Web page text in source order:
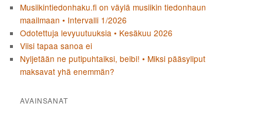
Musiikintiedonhaku.fi on väylä musiikin tiedonhaun
maailmaan • Intervalli 1/2026
Odotettuja levyuutuuksia • Kesäkuu 2026
Viisi tapaa sanoa ei
Nyljetään ne putipuhtaiksi, beibi! • Miksi pääsyliput
maksavat yhä enemmän?
AVAINSANAT